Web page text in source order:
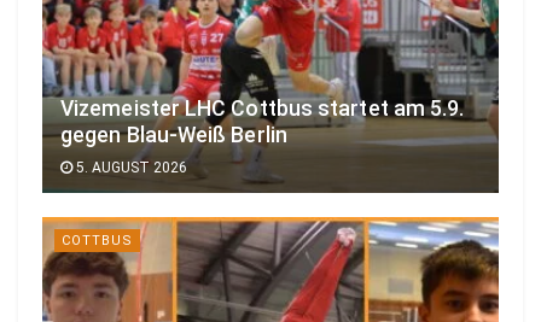
Vizemeister LHC Cottbus startet am 5.9.
gegen Blau-Weiß Berlin
5. AUGUST 2026
COTTBUS